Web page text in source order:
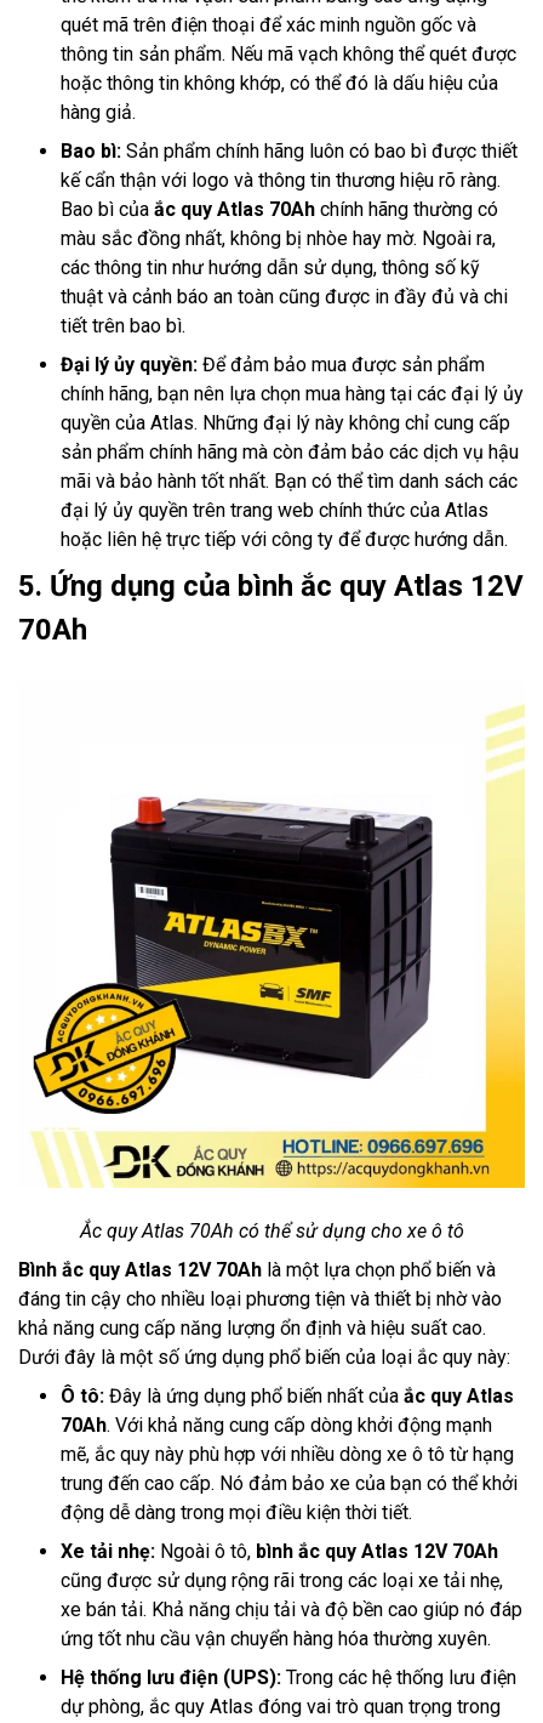
quét mã trên điện thoại để xác minh nguồn gốc và
thông tin sản phẩm. Nếu mã vạch không thể quét được
hoặc thông tin không khớp, có thể đó là dấu hiệu của
hàng giả.
Bao bì: Sản phẩm chính hãng luôn có bao bì được thiết
kế cẩn thận với logo và thông tin thương hiệu rõ ràng.
Bao bì của ắc quy Atlas 70Ah chính hãng thường có
màu sắc đồng nhất, không bị nhòe hay mờ. Ngoài ra,
các thông tin như hướng dẫn sử dụng, thông số kỹ
thuật và cảnh báo an toàn cũng được in đầy đủ và chi
tiết trên bao bì.
Đại lý ủy quyền: Để đảm bảo mua được sản phẩm
chính hãng, bạn nên lựa chọn mua hàng tại các đại lý ủy
quyền của Atlas. Những đại lý này không chỉ cung cấp
sản phẩm chính hãng mà còn đảm bảo các dịch vụ hậu
mãi và bảo hành tốt nhất. Bạn có thể tìm danh sách các
đại lý ủy quyền trên trang web chính thức của Atlas
hoặc liên hệ trực tiếp với công ty để được hướng dẫn.
5. Ứng dụng của bình ắc quy Atlas 12V
70Ah
Ắc quy Atlas 70Ah có thể sử dụng cho xe ô tô
Bình ắc quy Atlas 12V 70Ah là một lựa chọn phổ biến và
đáng tin cậy cho nhiều loại phương tiện và thiết bị nhờ vào
khả năng cung cấp năng lượng ổn định và hiệu suất cao.
Dưới đây là một số ứng dụng phổ biến của loại ắc quy này:
Ô tô: Đây là ứng dụng phổ biến nhất của ắc quy Atlas
70Ah. Với khả năng cung cấp dòng khởi động mạnh
mẽ, ắc quy này phù hợp với nhiều dòng xe ô tô từ hạng
trung đến cao cấp. Nó đảm bảo xe của bạn có thể khởi
động dễ dàng trong mọi điều kiện thời tiết.
Xe tải nhẹ: Ngoài ô tô, bình ắc quy Atlas 12V 70Ah
cũng được sử dụng rộng rãi trong các loại xe tải nhẹ,
xe bán tải. Khả năng chịu tải và độ bền cao giúp nó đáp
ứng tốt nhu cầu vận chuyển hàng hóa thường xuyên.
Hệ thống lưu điện (UPS): Trong các hệ thống lưu điện
dự phòng, ắc quy Atlas đóng vai trò quan trọng trong